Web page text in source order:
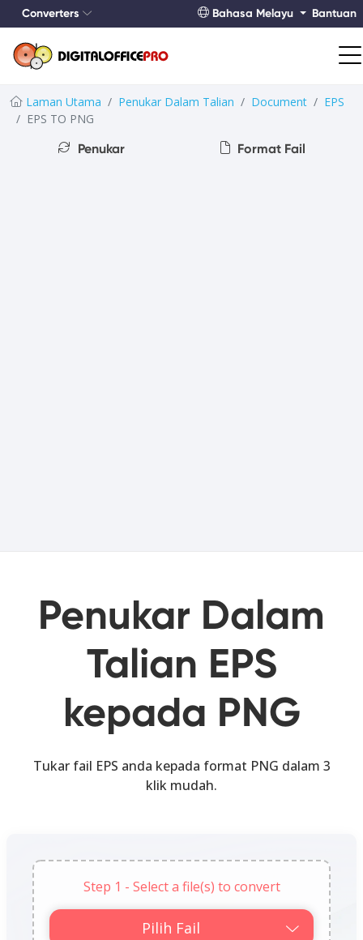
Converters Bahasa Melayu Bantuan
Laman Utama Penukar Dalam Talian Document
EPS
EPS TO PNG
Penukar
Format Fail
Penukar Dalam
Talian EPS
kepada PNG
Tukar fail EPS anda kepada format PNG dalam 3
klik mudah.
Step 1 - Select a file(s) to convert
Pilih Fail